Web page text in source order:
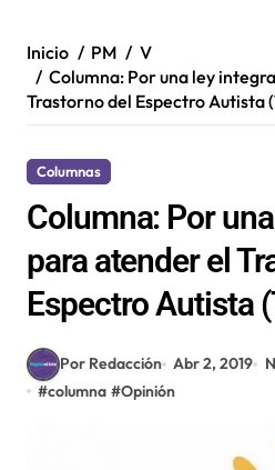
Inicio PM
V
Columna: Por una ley
Trastorno del Espectro Autista
Columnas
Columna: Por
para atender el
Espectro Autista
Por Redacción Abr 2, 2019
#columna #Opinión